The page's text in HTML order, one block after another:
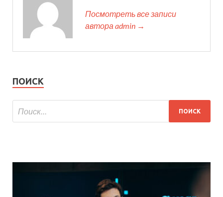
Посмотреть все записи
автора admin →
ПОИСК